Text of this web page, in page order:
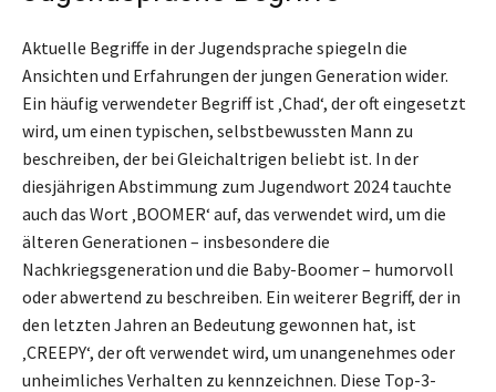
Aktuelle Begriffe in der Jugendsprache spiegeln die
Ansichten und Erfahrungen der jungen Generation wider.
Ein häufig verwendeter Begriff ist ‚Chad‘, der oft eingesetzt
wird, um einen typischen, selbstbewussten Mann zu
beschreiben, der bei Gleichaltrigen beliebt ist. In der
diesjährigen Abstimmung zum Jugendwort 2024 tauchte
auch das Wort ‚BOOMER‘ auf, das verwendet wird, um die
älteren Generationen – insbesondere die
Nachkriegsgeneration und die Baby-Boomer – humorvoll
oder abwertend zu beschreiben. Ein weiterer Begriff, der in
den letzten Jahren an Bedeutung gewonnen hat, ist
‚CREEPY‘, der oft verwendet wird, um unangenehmes oder
unheimliches Verhalten zu kennzeichnen. Diese Top-3-